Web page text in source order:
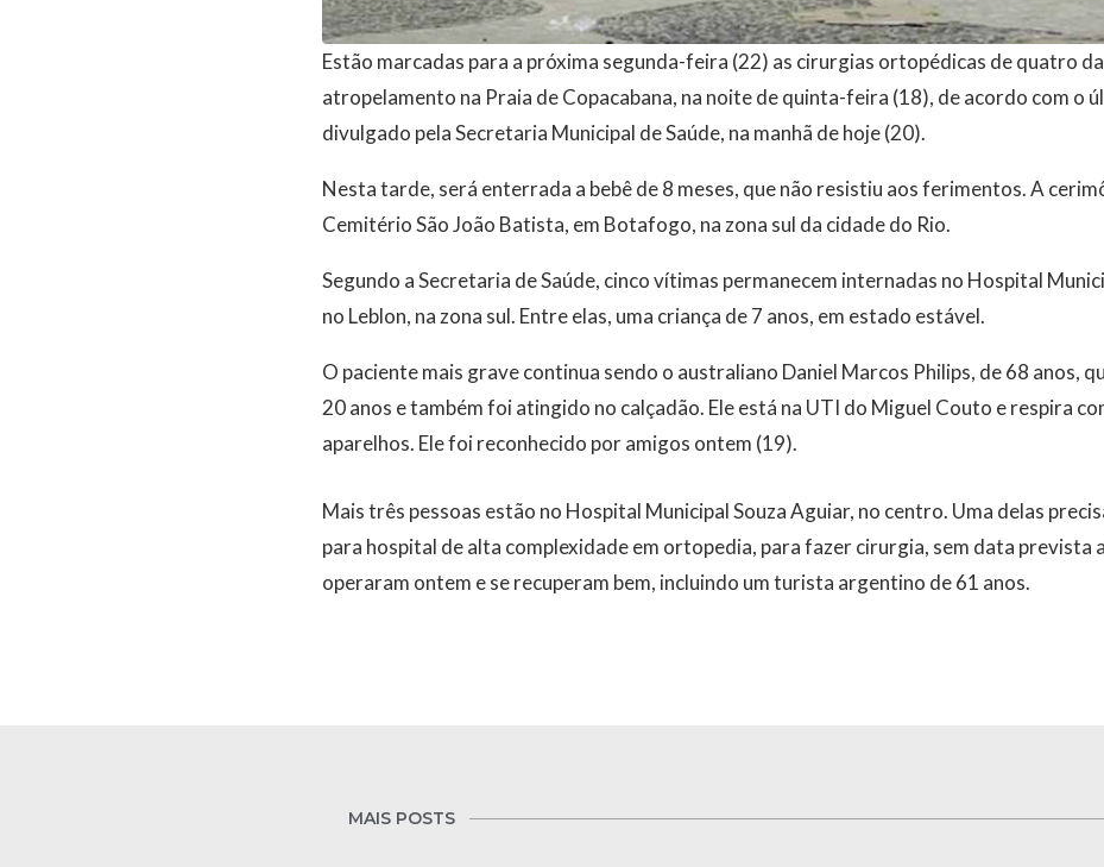
Estão marcadas para a próxima segunda-feira (22) as cirurgias ortopédicas de quatro
atropelamento na Praia de Copacabana, na noite de quinta-feira (18), de acordo com o
divulgado pela Secretaria Municipal de Saúde, na manhã de hoje (20).
Nesta tarde, será enterrada a bebê de 8 meses, que não resistiu aos ferimentos. A
Cemitério São João Batista, em Botafogo, na zona sul da cidade do Rio.
Segundo a Secretaria de Saúde, cinco vítimas permanecem internadas no Hospital
no Leblon, na zona sul. Entre elas, uma criança de 7 anos, em estado estável.
O paciente mais grave continua sendo o australiano Daniel Marcos Philips, de 68 anos,
20 anos e também foi atingido no calçadão. Ele está na UTI do Miguel Couto e respira
aparelhos. Ele foi reconhecido por amigos ontem (19).
Mais três pessoas estão no Hospital Municipal Souza Aguiar, no centro. Uma delas
para hospital de alta complexidade em ortopedia, para fazer cirurgia, sem data prevista
operaram ontem e se recuperam bem, incluindo um turista argentino de 61 anos.
MAIS POSTS